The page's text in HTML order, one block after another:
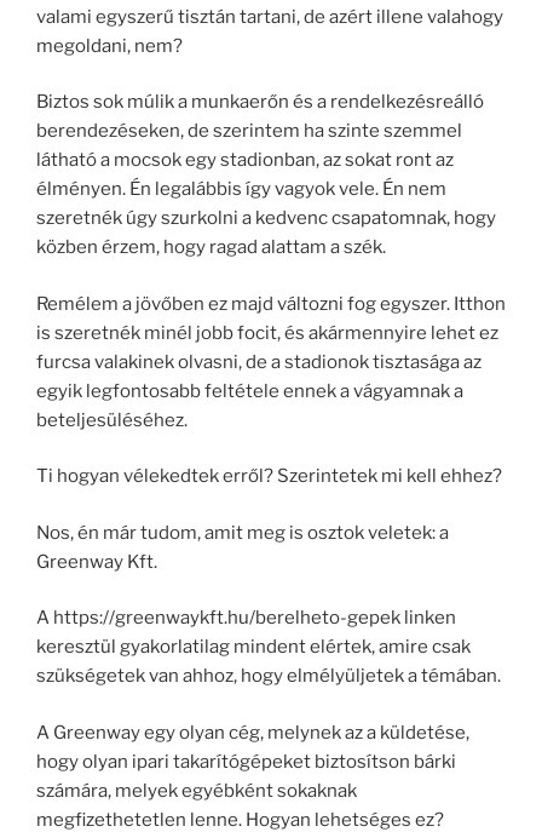
valami egyszerű tisztán tartani, de azért illene valahogy
megoldani, nem?
Biztos sok múlik a munkaerőn és a rendelkezésreálló
berendezéseken, de szerintem ha szinte szemmel
látható a mocsok egy stadionban, az sokat ront az
élményen. Én legalábbis így vagyok vele. Én nem
szeretnék úgy szurkolni a kedvenc csapatomnak, hogy
közben érzem, hogy ragad alattam a szék.
Remélem a jövőben ez majd változni fog egyszer. Itthon
is szeretnék minél jobb focit, és akármennyire lehet ez
furcsa valakinek olvasni, de a stadionok tisztasága az
egyik legfontosabb feltétele ennek a vágyamnak a
beteljesüléséhez.
Ti hogyan vélekedtek erről? Szerintetek mi kell ehhez?
Nos, én már tudom, amit meg is osztok veletek: a
Greenway Kft.
A https://greenwaykft.hu/berelheto-gepek linken
keresztül gyakorlatilag mindent elértek, amire csak
szükségetek van ahhoz, hogy elmélyüljetek a témában.
A Greenway egy olyan cég, melynek az a küldetése,
hogy olyan ipari takarítógépeket biztosítson bárki
számára, melyek egyébként sokaknak
megfizethetetlen lenne. Hogyan lehetséges ez?